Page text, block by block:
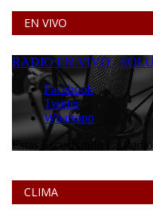
EN VIVO
CLIMA